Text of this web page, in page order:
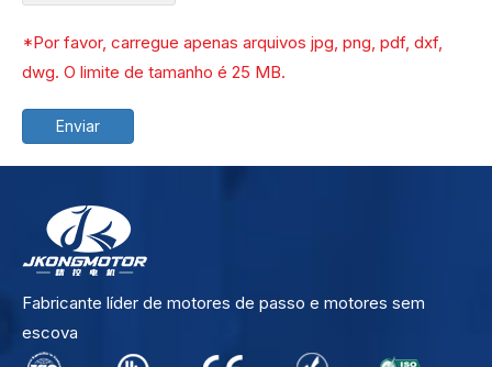
*Por favor, carregue apenas arquivos jpg, png, pdf, dxf,
dwg. O limite de tamanho é 25 MB.
Enviar
Fabricante líder de motores de passo e motores sem
escova